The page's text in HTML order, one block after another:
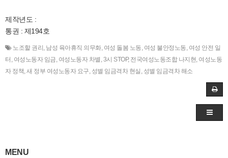
제작년도 :
통권 : 제194호
노조할 권리 , 남성 육아휴직 의무화, 여성 돌봄 노동, 여성 불안정노동, 여성 안전 일
터 , 여성노동자 임금, 여성노동자 차별 ,3시 STOP, 전국여성노동조합 나지현, 여성노동
자 정책,새 정부 여성노동자 요구, 성별 임금격차 현실 , 성별 임금격차 해소
MENU